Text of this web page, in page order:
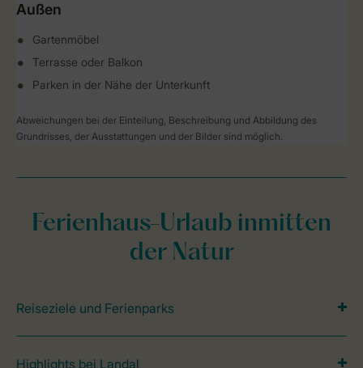
Außen
Gartenmöbel
Terrasse oder Balkon
Parken in der Nähe der Unterkunft
Abweichungen bei der Einteilung, Beschreibung und Abbildung des
Grundrisses, der Ausstattungen und der Bilder sind möglich.
Ferienhaus-Urlaub inmitten
der Natur
Reiseziele und Ferienparks
Highlights bei Landal